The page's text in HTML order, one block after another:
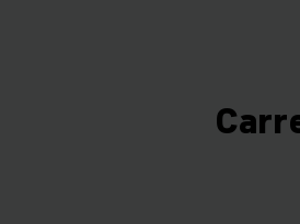
los sistemas logísticos